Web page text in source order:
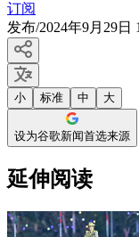
订阅
发布/2024年9月29日
小 标准 中 大
设为谷歌新闻首选来源
延伸阅读